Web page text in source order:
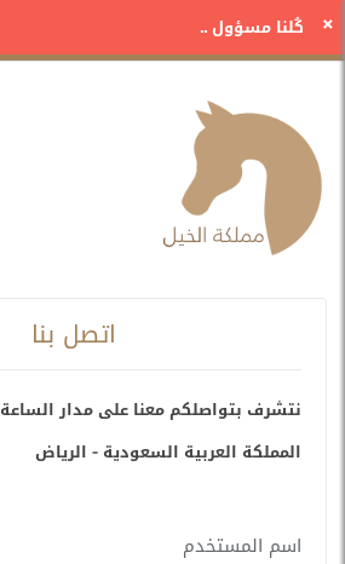
× كُلنا مسؤول ..
اتصل بنا
نتشرف بتواصلكم معنا على مدار الساعة
المملكة العربية السعودية - الرياض
اسم المستخدم